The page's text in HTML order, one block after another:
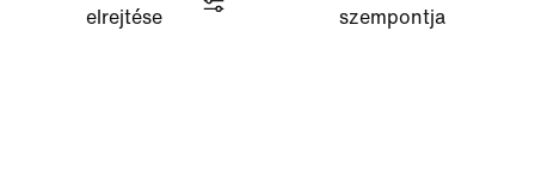
elrejtése
szempontja